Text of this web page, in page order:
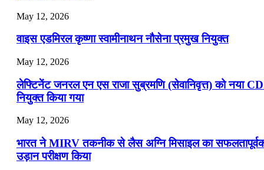
May 12, 2026
वाइस एडमिरल कृष्णा स्वामीनाथन नौसेना प्रमुख नियुक्त
May 12, 2026
लेफ्टिनेंट जनरल एन एस राजा सुब्रमणि (सेवानिवृत्त) को नया
नियुक्त किया गया
May 12, 2026
भारत ने MIRV तकनीक से लैस अग्नि मिसाइल का
उड़ान परीक्षण किया